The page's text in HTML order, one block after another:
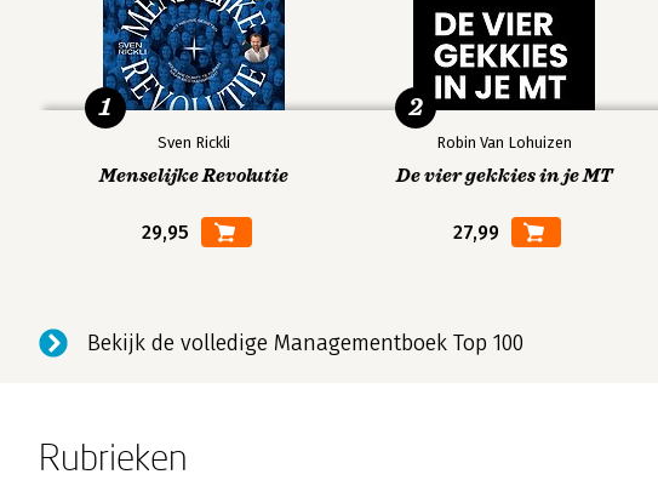
Sven Rickli
Menselijke Revolutie
29,95
1
Robin Van Lohuizen
De vier gekkies in je MT
27,99
2
Bekijk de volledige Managementboek Top 100
Rubrieken